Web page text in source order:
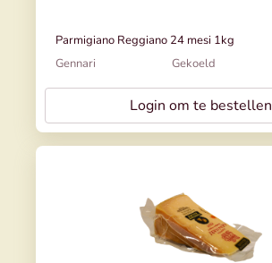
Parmigiano Reggiano 24 mesi 1kg
Gennari
Gekoeld
Login om te bestellen